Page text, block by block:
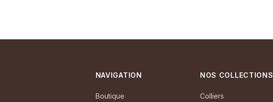
NAVIGATION
Boutique
NOS COLLECTIONS
Colliers